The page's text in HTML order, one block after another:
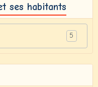
ses habitants
5